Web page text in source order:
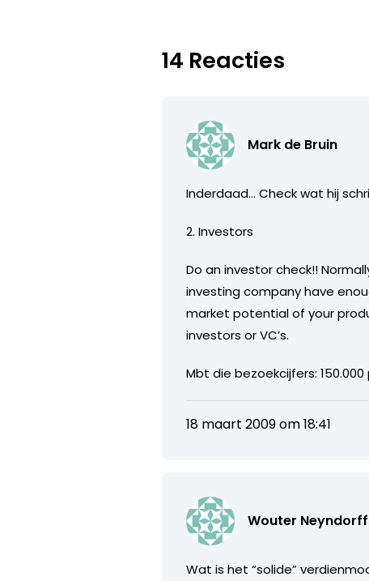
14 Reacties
Mark de Bruin
Inderdaad… Check wat hij
2. Investors
Do an investor check!!
investing company have
market potential of your
investors or VC’s.
Mbt die bezoekcijfers:
18 maart 2009 om 18:41
Wouter Neyndorff
Wat is het “solide”